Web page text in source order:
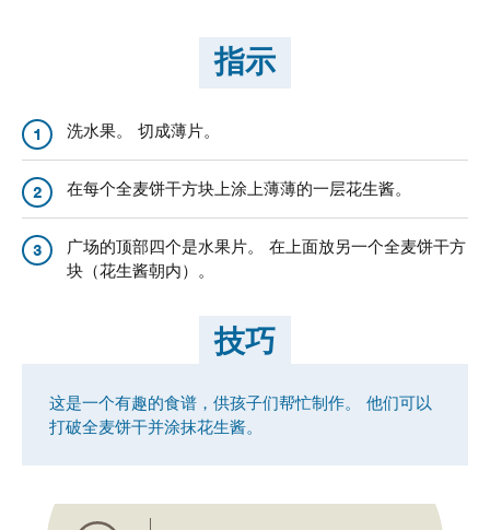
指示
1 洗水果。 切成薄片。
2 在每个全麦饼干方块上涂上薄薄的一层花生酱。
3
广场的顶部四个是水果片。 在上面放另一个全麦饼干方
块（花生酱朝内）。
技巧
这是一个有趣的食谱，供孩子们帮忙制作。 他们可以
打破全麦饼干并涂抹花生酱。